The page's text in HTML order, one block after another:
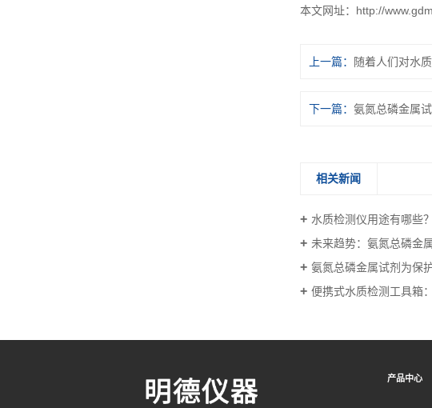
本文网址： http://
上一篇： 随着人们对水
下一篇： 氨氮总磷金属
相关新闻
水质检测仪用途有哪些？
未来趋势：氨氮总磷金
氨氮总磷金属试剂为保护水
便携式水质检测工具箱：哪
产品中心